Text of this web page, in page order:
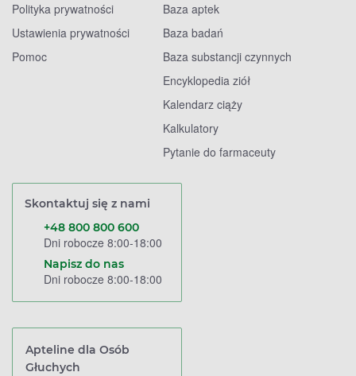
Polityka prywatności
Ustawienia prywatności
Pomoc
Baza aptek
Baza badań
Baza substancji czynnych
Encyklopedia ziół
Kalendarz ciąży
Kalkulatory
Pytanie do farmaceuty
Skontaktuj się z nami
+48 800 800 600
Dni robocze 8:00-18:00
Napisz do nas
Dni robocze 8:00-18:00
Apteline dla Osób
Głuchych